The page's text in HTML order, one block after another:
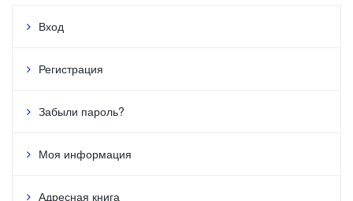
Вход
Регистрация
Забыли пароль?
Моя информация
Адресная книга